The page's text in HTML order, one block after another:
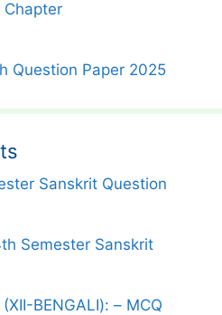
Chapter
Question Paper 2025
Sanskrit Question
Semester Sanskrit
(XII-BENGALI): – MCQ